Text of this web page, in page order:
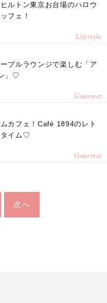
ルトン東京お台場のハロウ
フェ！
Lifestyle
ブルラウンジで楽しむ「ア
」♡
Gourmet
カフェ！Café 1894のレト
タイム♡
Gourmet
次へ